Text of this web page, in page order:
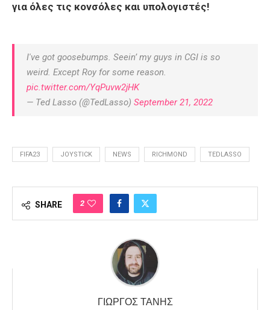
για όλες τις κονσόλες και υπολογιστές!
I've got goosebumps. Seein’ my guys in CGI is so
weird. Except Roy for some reason.
pic.twitter.com/YqPuvw2jHK
— Ted Lasso (@TedLasso) September 21, 2022
FIFA23 JOYSTICK NEWS RICHMOND TEDLASSO
SHARE 2
ΓΙΏΡΓΟΣ ΤΑΝΉΣ